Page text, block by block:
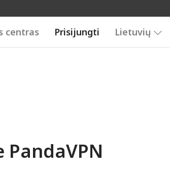
centras Prisijungti Lietuvių